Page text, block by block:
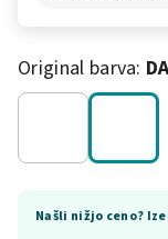
Original barva:
Našli nižjo ceno?